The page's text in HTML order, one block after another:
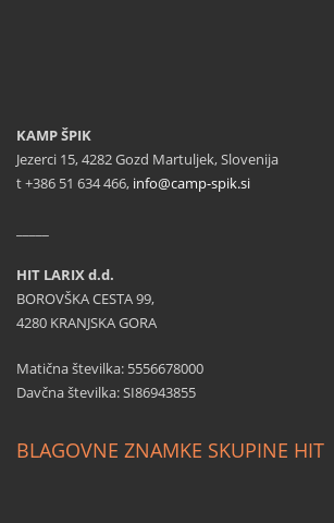
KAMP ŠPIK
Jezerci 15, 4282 Gozd Martuljek, Slovenija
t +386 51 634 466, info@camp-spik.si
HIT LARIX d.d.
BOROVŠKA CESTA 99,
4280 KRANJSKA GORA
Matična številka: 5556678000
Davčna številka: SI86943855
BLAGOVNE ZNAMKE SKUPINE HIT